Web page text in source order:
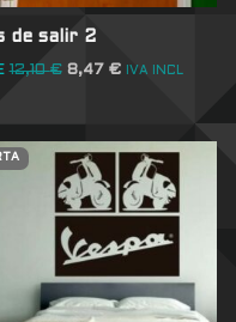
de salir 2
12,10€ 8,47 € IVA INCL